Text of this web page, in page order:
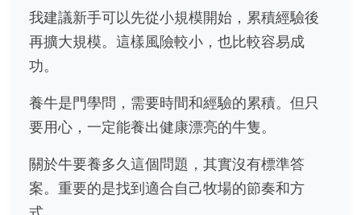
我建議新手可以先從小規模開始，累積經驗後
再擴大規模。這樣風險較小，也比較容易成
功。
養牛是門學問，需要時間和經驗的累積。但只
要用心，一定能養出健康漂亮的牛隻。
關於牛要養多久這個問題，其實沒有標準答
案。重要的是找到適合自己牧場的節奏和方